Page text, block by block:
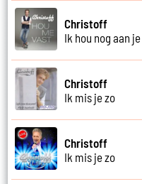
Christoff
Ik hou nog aan
Christoff
Ik mis je zo
Christoff
Ik mis je zo